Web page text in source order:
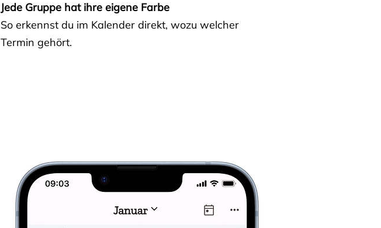
Jede Gruppe hat ihre eigene Farbe
So erkennst du im Kalender direkt, wozu welcher
Termin gehört.